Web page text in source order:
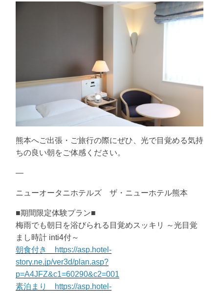
熊本へご出張・ご旅行の際にぜひ、光で目覚める気持
ちの良い朝をご体感ください。
—
ニューオータニホテルズ ザ・ニューホテル熊本
■期間限定体験プラン■
梅雨でも朝日を浴びられる目覚めスッキリ ～光目覚
まし時計 inti4付～
朝食付き https://asp.hotel-
story.ne.jp/ver3d/plan.asp?
p=A4JFZ&c1=60290&c2=001
素泊まり https://asp.hotel-